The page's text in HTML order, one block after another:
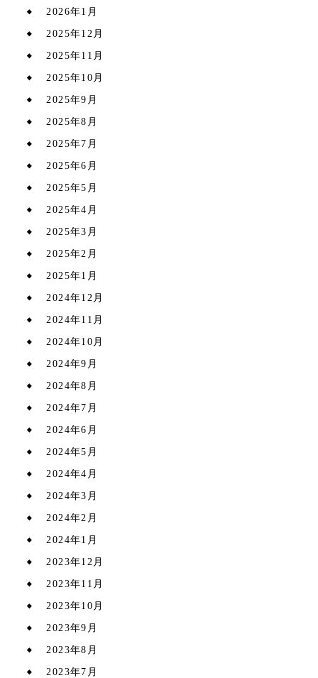
2026年1月
2025年12月
2025年11月
2025年10月
2025年9月
2025年8月
2025年7月
2025年6月
2025年5月
2025年4月
2025年3月
2025年2月
2025年1月
2024年12月
2024年11月
2024年10月
2024年9月
2024年8月
2024年7月
2024年6月
2024年5月
2024年4月
2024年3月
2024年2月
2024年1月
2023年12月
2023年11月
2023年10月
2023年9月
2023年8月
2023年7月